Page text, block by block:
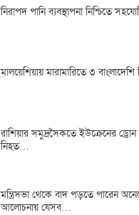
নিরাপদ পানি ব্যবস্থাপনা নিশ্চিতে
মালয়েশিয়ায় মারামারিতে ৩
রাশিয়ার সমুদ্রসৈকতে ইউক্রেনের
নিহত…
মন্ত্রিসভা থেকে বাদ পড়তে পারেন
আলোচনায় যেসব…